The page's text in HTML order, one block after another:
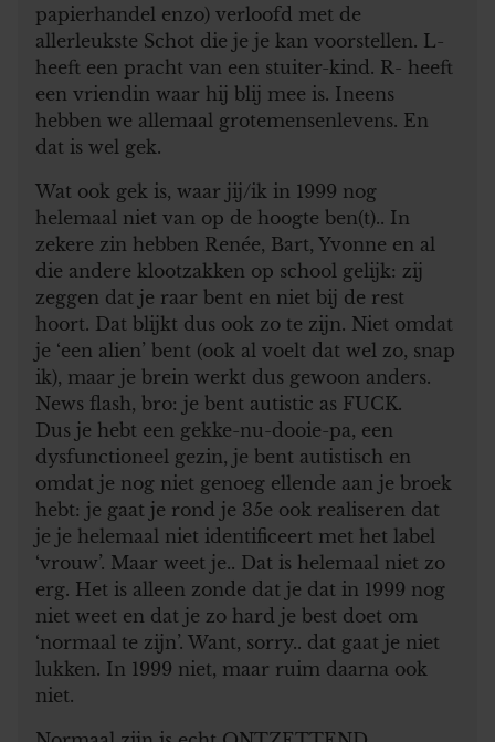
papierhandel enzo) verloofd met de
allerleukste Schot die je je kan voorstellen. L-
heeft een pracht van een stuiter-kind. R- heeft
een vriendin waar hij blij mee is. Ineens
hebben we allemaal grotemensenlevens. En
dat is wel gek.
Wat ook gek is, waar jij/ik in 1999 nog
helemaal niet van op de hoogte ben(t).. In
zekere zin hebben Renée, Bart, Yvonne en al
die andere klootzakken op school gelijk: zij
zeggen dat je raar bent en niet bij de rest
hoort. Dat blijkt dus ook zo te zijn. Niet omdat
je ‘een alien’ bent (ook al voelt dat wel zo, snap
ik), maar je brein werkt dus gewoon anders.
News flash, bro: je bent autistic as FUCK.
Dus je hebt een gekke-nu-dooie-pa, een
dysfunctioneel gezin, je bent autistisch en
omdat je nog niet genoeg ellende aan je broek
hebt: je gaat je rond je 35e ook realiseren dat
je je helemaal niet identificeert met het label
‘vrouw’. Maar weet je.. Dat is helemaal niet zo
erg. Het is alleen zonde dat je dat in 1999 nog
niet weet en dat je zo hard je best doet om
‘normaal te zijn’. Want, sorry.. dat gaat je niet
lukken. In 1999 niet, maar ruim daarna ook
niet.